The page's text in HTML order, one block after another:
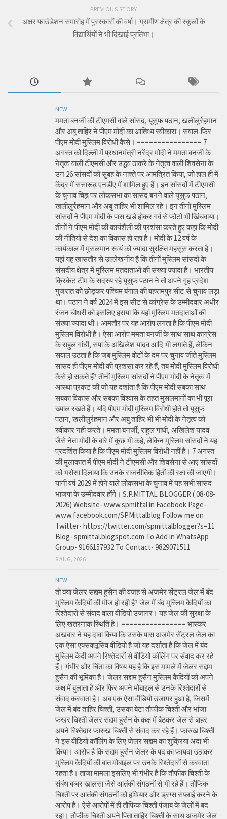
PREVIOUS STORY
अक्षर फाउंडेशन समारोह में पुरस्कारों की वर्षा। ग्रामीण क्षेत्र की स्कूलों के
विद्यार्थियों ने भी दिखाई प्रतिभा।
NEW
ममता बनर्जी की टीएमसी वाले सांसद, यूसुफ पठान, खलीलुर्रहमान
और अबु ताहिर ने पीएम मोदी का आतिथ्य स्वीकारा। सवाल-फिर
पीएम मोदी मुस्लिम विरोधी कैसे। ================ 7
अगस्त को दिल्ली में प्रधानमंत्री नरेंद्र मोदी ने ममता बनर्जी के
नेतृत्व वाली टीएमसी और उद्धव ठाकरे के नेतृत्व वाली शिवसेना के
उन 26 सांसदों को सुबह के नाश्ते पर आमंत्रित किया, जो हाल ही में
केंद्र में सत्तारूढ़ एनडीए में शामिल हुए हैं। इन सांसदों में टीएमसी
के चुनाव चिह्न पर लोकसभा का सांसद बनने वाले यूसुफ पठान,
खलीलुर्रहमान और अबु ताहिर भी शामिल रहे। इन तीनों मुस्लिम
सांसदों ने पीएम मोदी के पास खड़े होकर गर्व से फोटो भी खिंचवाया।
तीनों ने पीएम मोदी की कार्यशैली की प्रशंसा करते हुए कहा कि मोदी
की नीतियों से देश का विकास हो रहा है। मोदी के 12 वर्ष के
कार्यकाल में मुसलमान स्वयं को ज्यादा सुरक्षित महसूस करता है।
यहां यह खासतौर से उल्लेखनीय है कि तीनों मुस्लिम सांसदों के
संसदीय क्षेत्र में मुस्लिम मतदाताओं की संख्या ज्यादा है। भारतीय
क्रिकेट टीम के सदस्य रहे यूसुफ पठान ने तो अपने गृह प्रदेश
गुजरात को छोड़कर पश्चिम बंगाल की बहरामपुर सीट से चुनाव लड़ा
था। पठान ने वर्ष 2024 में इस सीट से कांग्रेस के उम्मीदवार अधीर
रंजन चौधरी को इसलिए हराया कि यहां मुस्लिम मतदाताओं की
संख्या ज्यादा थी। आमतौर पर यह आरोप लगता है कि पीएम मोदी
मुस्लिम विरोधी है। ऐसा आरोप ममता बनर्जी के साथ साथ कांग्रेस
के राहुल गांधी, सपा के अखिलेश यादव आदि भी लगाते हैं, लेकिन
सवाल उठता है कि जब मुस्लिम वोटों के दम पर चुनाव जीते मुस्लिम
सांसद ही पीएम मोदी की प्रशंसा कर रहे हैं, तब मोदी मुस्लिम विरोधी
कैसे हो सकते हैं? तीनों मुस्लिम सांसदों ने पीएम मोदी के नेतृत्व में
आस्था प्रकट की जो यह दर्शाता है कि पीएम मोदी सबका साथ
सबका विकास और सबका विश्वास के तहत मुसलमानों का भी पूरा
ख्याल रखते हैं। यदि पीएम मोदी मुस्लिम विरोधी होते तो यूसुफ
पठान, खलीलुर्रहमान और अबु ताहिर भी भी मोदी के नेतृत्व को
स्वीकार नहीं करते। ममता बनर्जी, राहुल गांधी, अखिलेश यादव
जैसे नेता मोदी के बारे में कुछ भी कहे, लेकिन मुस्लिम सांसदों ने यह
प्रदर्शित किया है कि पीएम मोदी मुस्लिम विरोधी नहीं है। 7 अगस्त
की मुलाकात में पीएम मोदी ने टीएमसी और शिवसेना से आए सांसदों
को भरोसा दिलाया कि उनके राजनीतिक हितों की रक्षा की जाएगी।
यानी वर्ष 2029 में होने वाले लोकसभा के चुनाव में यह सभी सांसद
भाजपा के उम्मीदवार होंगे। S.P.MITTAL BLOGGER ( 08-08-
2026) Website- www.spmittal.in Facebook Page-
www.facebook.com/SPMittalblog Follow me on
Twitter- https://twitter.com/spmittalblogger?s=11
Blog- spmittal.blogspot.com To Add in WhatsApp
Group- 9166157932 To Contact- 9829071511
8 AUG, 2026
NEW
तो क्या जेलर सद्दाम हुसैन की वजह से अजमेर सेंट्रल जेल में बंद
मुस्लिम कैदियों की मौज हो रही है? जेल में बंद मुस्लिम कैदियों का
रिश्तेदारों से संवाद वाला वीडियो उजागर। यह जेल की सुरक्षा के
लिए खतरनाक स्थिति है। ================ भास्कर
अखबार ने यह दावा किया कि उसके पास अजमेर सेंट्रल जेल का
एक ऐसा एक्सक्लूसिव वीडियो है जो यह दर्शाता है कि जेल में बंद
मुस्लिम कैदी अपने रिश्तेदारों से वीडियो कॉलिंग पर संवाद कर रहे
हैं। गंभीर और चिंता का विषय यह है कि इस मामले में जेलर सद्दाम
हुसैन की भूमिका है। जेलर सद्दाम हुसैन मुस्लिम कैदियों को अपने
कक्ष में बुलाता है और फिर अपने मोबाइल से उनके रिश्तेदारों से
संवाद करवाता है। अब एक ऐसा वीडियो उजागर हुआ है, जिसमें
जेल में बंद ताहिर चिश्ती, उसका बेटा तौफीक चिश्ती और भांजा
फखर चिश्ती जेलर सद्दाम हुसैन के कक्ष में बैठकर जेल से बाहर
अपने रिश्तेदार फारुख चिश्ती से संवाद कर रहे हैं। फारुख चिश्ती
ने इस वीडियो कॉलिंग के लिए जेलर सद्दाम का शुक्रिया अदा भी
किया। आरोप है कि सद्दाम हुसैन जेलर के पद का फायदा उठाकर
मुस्लिम कैदियों की बात मोबाइल पर उनके रिश्तेदारों से करवाता
रहता है। ताजा मामला इसलिए भी गंभीर है कि तौफीक चिश्ती के
संबंध बब्बर खालसा जैसे आतंकी संगठनों से भी रहे हैं। तौफिक
चिश्ती पर आतंकी संगठनों को हथियार और ड्रग्स सप्लाई करने के
आरोप है। ऐसे आरोपों में ही तौफिक चिश्ती पंजाब के जेलों में बंद
रहा। तौफीक चिश्ती अपने पिता ताहिर चिश्ती के साथ अजमेर जेल